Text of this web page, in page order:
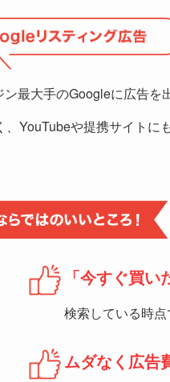
ン最大手のGoogleに広告を
、YouTubeや提携サイトに
「今すぐ買
検索している時
ムダなく広告